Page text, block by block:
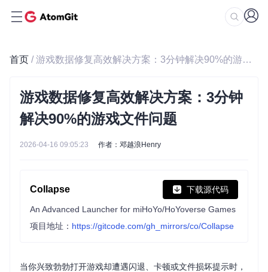
首页 / 游戏数据修复高效解决方案：3分钟解决90%的游戏文件问题
游戏数据修复高效解决方案：3分钟
解决90%的游戏文件问题
2026-04-16 09:05:23 作者：邓越浪Henry
Collapse 下载源代码
An Advanced Launcher for miHoYo/HoYoverse Games
项目地址： https://gitcode.com/gh_mirrors/co/Collapse
当你兴致勃勃打开游戏却遭遇闪退、卡顿或文件损坏提示时，